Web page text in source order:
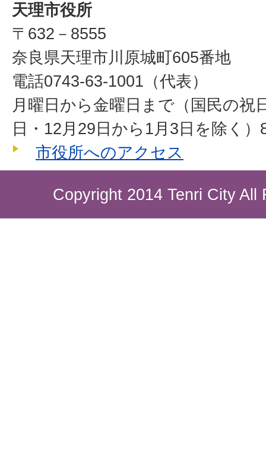
天理市役所
〒632－8555
奈良県天理市川原城町605番地
電話0743-63-1001（代表）
月曜日から金曜日まで（国民の祝
日・12月29日から1月3日を除く
市役所へのアクセス
Copyright 2014 Tenri City All